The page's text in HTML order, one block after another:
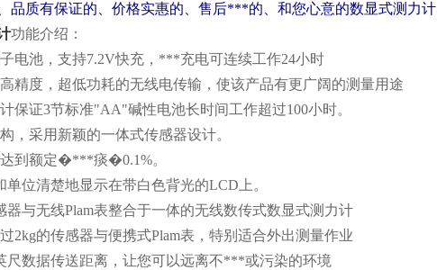
品质有保证的、价格实惠的、售后***的、和您心意的数显式测力计
功能介绍：
电池，支持7.2V快充，***充电可连续工作24小时
精度，超低功耗的无线电传输，使该产品有更广阔的测量用途
保证3节标准"AA"碱性电池长时间工作超过100小时。
，采用新颖的一体式传感器设计。
到额定�***痰�0.1%。
位清楚地显示在带白色背光的LCD上。
与无线Plam表整合于一体的无线数传式数显式测力计
2kg的传感器与便携式Plam表，特别适合外出测量作业
尺数据传送距离，让您可以远离不***或污染的环境